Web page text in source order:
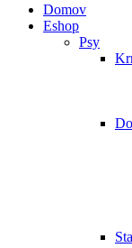
Domov
Eshop
Psy